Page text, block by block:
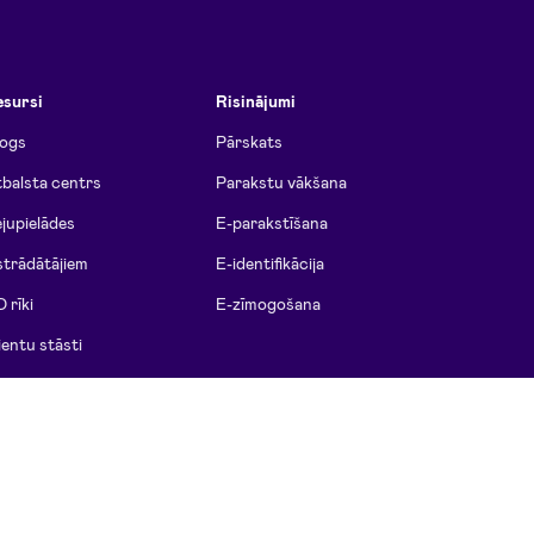
centrs
rīki
stāsti
Risinājumi
Pārskats
Parakstu vākšana
E-parakstīšana
E-identifikācija
E-zīmogošana